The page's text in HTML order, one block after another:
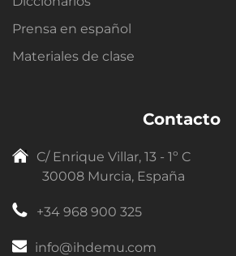
Prensa en español
Materiales de clase
Contacto
C/ Enrique Villar, 13 - 1º C
30008 Murcia, España
+34 968 900 325
info@ihdemu.com